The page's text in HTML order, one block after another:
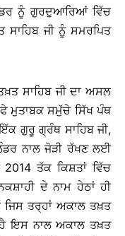
ਨੂੰ ਗੁਰਦੁਆਰਿਆਂ ਵਿੱਚ
ਸਾਹਿਬ ਜੀ ਨੂੰ ਸਮਰਪਿਤ
ਸਾਹਿਬ ਜੀ ਦਾ ਅਸਲ
ਮੁਤਾਬਕ ਸਮੁੱਚੇ ਸਿੱਖ ਪੰਥ
ਗੁਰੂ ਗ੍ਰੰਥ ਸਾਹਿਬ ਜੀ,
ਨਾਲ ਜੋੜੀ ਰੱਖਣ ਲਈ
ਤੱਕ ਕਿਸ਼ਤਾਂ ਵਿੱਚ
ਦੇ ਨਾਮ ਹੇਠਾਂ ਹੀ
ਤਰ੍ਹਾਂ ਅਕਾਲ ਤਖ਼ਤ
ਇਸ ਨਾਲ ਅਕਾਲ ਤਖ਼ਤ